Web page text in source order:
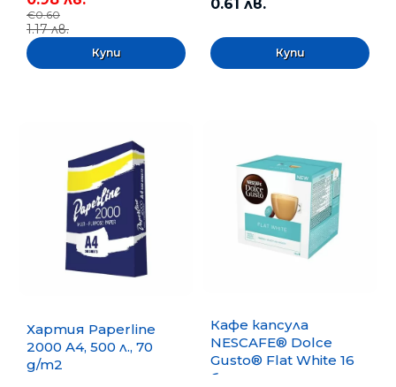
€0.60
1.17 лв.
0.61 лв.
Хартия Paperline
2000 A4, 500 л., 70
g/m2
Кафе капсула
NESCAFE® Dolce
Gusto® Flat White 16
бр.